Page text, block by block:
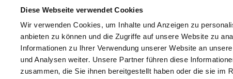
Diese Webseite verwendet Cookies
Wir verwenden Cookies, um Inhalte und Anzeigen zu
anbieten zu können und die Zugriffe auf unsere Website zu
Informationen zu Ihrer Verwendung unserer Website an
und Analysen weiter. Unsere Partner führen diese
zusammen, die Sie ihnen bereitgestellt haben oder die sie im
Impressum